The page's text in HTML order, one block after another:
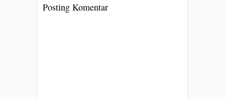
Posting Komentar